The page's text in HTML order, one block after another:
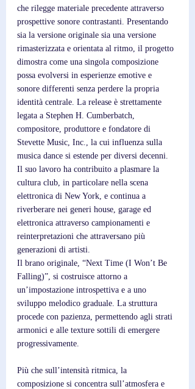
che rilegge materiale precedente attraverso
prospettive sonore contrastanti. Presentando
sia la versione originale sia una versione
rimasterizzata e orientata al ritmo, il progetto
dimostra come una singola composizione
possa evolversi in esperienze emotive e
sonore differenti senza perdere la propria
identità centrale. La release è strettamente
legata a Stephen H. Cumberbatch,
compositore, produttore e fondatore di
Stevette Music, Inc., la cui influenza sulla
musica dance si estende per diversi decenni.
Il suo lavoro ha contribuito a plasmare la
cultura club, in particolare nella scena
elettronica di New York, e continua a
riverberare nei generi house, garage ed
elettronica attraverso campionamenti e
reinterpretazioni che attraversano più
generazioni di artisti.
Il brano originale, “Next Time (I Won’t Be
Falling)”, si costruisce attorno a
un’impostazione introspettiva e a uno
sviluppo melodico graduale. La struttura
procede con pazienza, permettendo agli strati
armonici e alle texture sottili di emergere
progressivamente.
Più che sull’intensità ritmica, la
composizione si concentra sull’atmosfera e